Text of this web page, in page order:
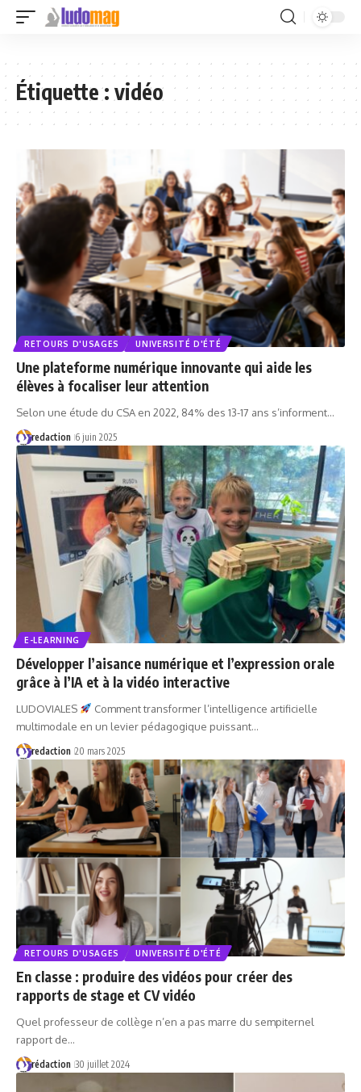
Étiquette :vidéo
RETOURS D'USAGES UNIVERSITÉ D'ÉTÉ
Une plateforme numérique innovante qui aide les
élèves à focaliser leur attention
Selon une étude du CSA en 2022, 84% des 13-17 ans s’informent…
redaction 6 juin 2025
E-LEARNING
Développer l’aisance numérique et l’expression orale
grâce à l’IA et à la vidéo interactive
LUDOVIALES
Comment transformer l’intelligence artificielle
multimodale en un levier pédagogique puissant…
redaction 20 mars 2025
RETOURS D'USAGES UNIVERSITÉ D'ÉTÉ
En classe : produire des vidéos pour créer des
rapports de stage et CV vidéo
Quel professeur de collège n’en a pas marre du sempiternel
rapport de…
rédaction 30 juillet 2024